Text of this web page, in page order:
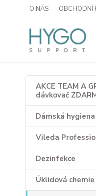
O NÁS OBCHODNÍ
AKCE TEAM A
dávkovač
Dámská hygiena
Vileda
Dezinfekce
Úklidová chemie